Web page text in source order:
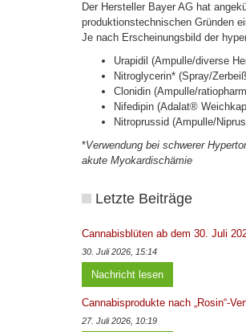
Der Hersteller Bayer AG hat
produktionstechnischen Gründen
Je nach Erscheinungsbild der
Urapidil (Ampulle/diverse
Nitroglycerin* (Spray/
Clonidin (Ampulle/
Nifedipin (Adalat®
Nitroprussid (Ampulle/
*Verwendung bei schwerer
akute Myokardischämie
Letzte Beiträge
Cannabisblüten ab dem 30. Juli
30. Juli 2026, 15:14
Nachricht lesen
Cannabisprodukte nach „Rosin“-
27. Juli 2026, 10:19